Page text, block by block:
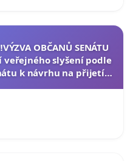
OBČANŮ SENÁTU
veřejného slyšení podle
k návrhu na přijetí